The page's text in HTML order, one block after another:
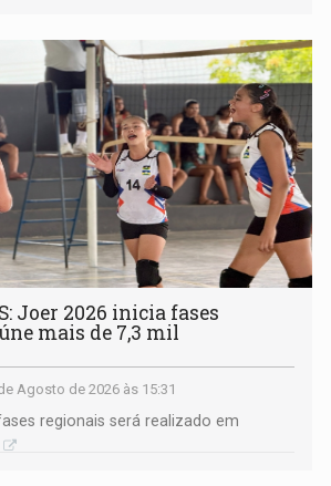
Joer 2026 inicia fases
mais de 7,3 mil
Agosto de 2026 às 15:31
regionais será realizado em